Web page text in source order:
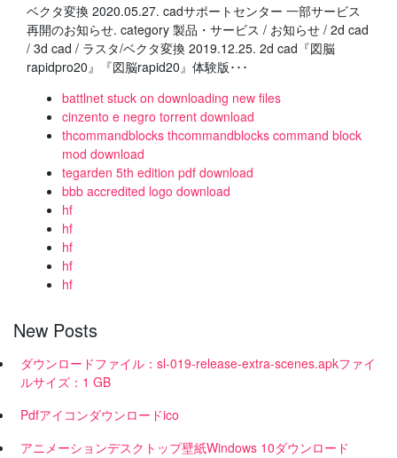
ベクタ変換 2020.05.27. cadサポートセンター 一部サービス
再開のお知らせ. category 製品・サービス / お知らせ / 2d cad
/ 3d cad / ラスタ/ベクタ変換 2019.12.25. 2d cad『図脳
rapidpro20』『図脳rapid20』体験版･･･
battlnet stuck on downloading new files
cinzento e negro torrent download
thcommandblocks thcommandblocks command block
mod download
tegarden 5th edition pdf download
bbb accredited logo download
hf
hf
hf
hf
hf
New Posts
ダウンロードファイル：sl-019-release-extra-scenes.apkファイ
ルサイズ：1 GB
Pdfアイコンダウンロードico
アニメーションデスクトップ壁紙Windows 10ダウンロード